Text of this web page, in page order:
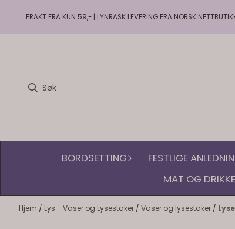
Hopp til innhold
FRAKT FRA KUN 59,- | LYNRASK LEVERING FRA NORSK
BORDSETTING FESTLIGE
MAT OG DRIKKE
Hjem / Lys - Vaser og Lysestaker / Vaser og lysestaker /